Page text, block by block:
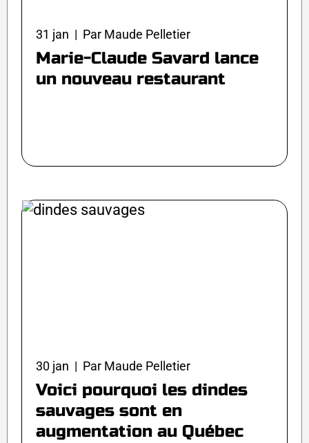
31 jan | Par Maude Pelletier
Marie-Claude Savard lance
un nouveau restaurant
30 jan | Par Maude Pelletier
Voici pourquoi les dindes
sauvages sont en
augmentation au Québec